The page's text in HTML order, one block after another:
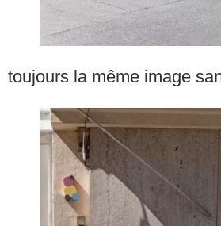
toujours la même image